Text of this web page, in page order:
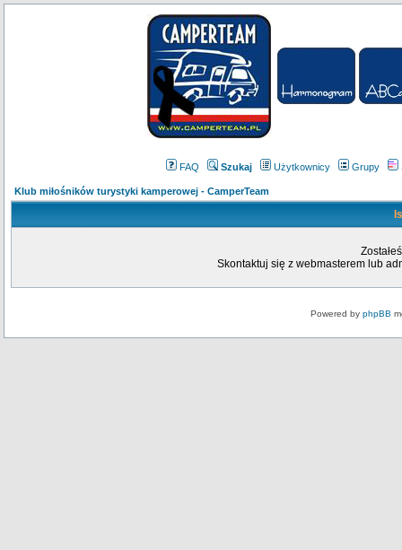
FAQ Szukaj Użytkownicy Grupy
Klub miłośników turystyki kamperowej - CamperTeam
Skontaktuj się z webmasterem lub
Powered by phpBB